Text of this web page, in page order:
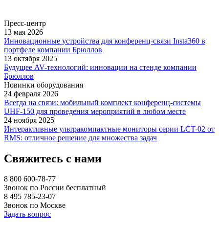
Пресс-центр
13 мая 2026
Инновационные устройства для конференц-связи Insta360 в
портфеле компании Брюллов
13 октября 2025
Будущее AV-технологий: инновации на стенде компании
Брюллов
Новинки оборудования
24 февраля 2026
Всегда на связи: мобильный комплект конференц-системы
UHF-150 для проведения мероприятий в любом месте
24 ноября 2025
Интерактивные ультракомпактные мониторы серии LCT-02 от
RMS: отличное решение для множества задач
Свяжитесь с нами
8 800 600-78-77
Звонок по России бесплатный
8 495 785-23-07
Звонок по Москве
Задать вопрос